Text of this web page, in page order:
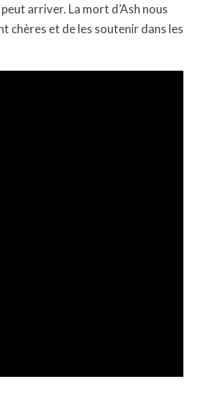
arriver. La mort d’Ash nous
chères et de les soutenir dans les